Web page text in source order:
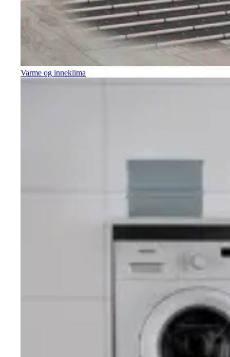
Varme og inneklima